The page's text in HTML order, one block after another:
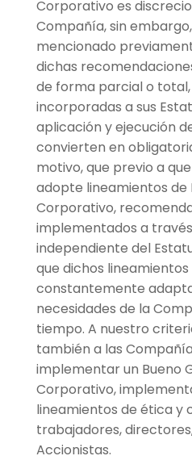
Corporativo es
Compañía, sin
mencionado
dichas
de forma parcial o
incorporadas a sus
aplicación y ejecución
convierten en
motivo, que previo a
adopte lineamientos de
Corporativo,
implementados a
independiente del
que dichos
constantemente
necesidades de la
tiempo. A nuestro
también a las
implementar un Bueno
Corporativo,
lineamientos de ética y
trabajadores,
Accionistas.